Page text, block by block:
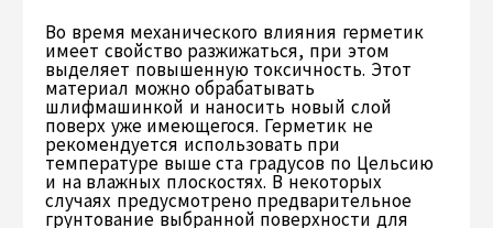
Во время механического влияния герметик
имеет свойство разжижаться, при этом
выделяет повышенную токсичность. Этот
материал можно обрабатывать
шлифмашинкой и наносить новый слой
поверх уже имеющегося. Герметик не
рекомендуется использовать при
температуре выше ста градусов по Цельсию
и на влажных плоскостях. В некоторых
случаях предусмотрено предварительное
грунтование выбранной поверхности для